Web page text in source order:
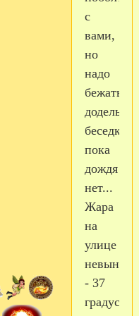
с
вами,
но
надо
бежать,
беседку,
пока
дождя
нет...
Жара
на
улице
- 37
градусов